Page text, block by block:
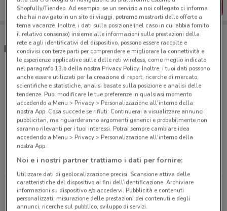
SCARICA L’APP
Negozi Einhell a Bari
Via De Blasio, 1 Bari
4.8 km
Sp.1 Bari-Modugno Km 0,800 Modugno
6.8 km
Via Giovanni Battista Pirelli Triggiano
8.4 km
Via G. Mazzini, 33 Bitritto
10.2 km
Shopfully/Tiendeo. Ad esempio, se un servizio a noi collegato ci informa
che hai navigato in un sito di viaggi, potremo mostrarti delle offerte a
tema vacanze. Inoltre, i dati sulla posizione (nel caso in cui abbia fornito
il relativo consenso) insieme alle informazioni sulle prestazioni della
rete e agli identificativi del dispositivo, possono essere raccolte e
condivisi con terze parti per comprendere e migliorare la connettività e
le esperienze applicative sulle delle reti wireless, come meglio indicato
nel paragrafo 13.b della nostra Privacy Policy. Inoltre, i tuoi dati possono
anche essere utilizzati per la creazione di report, ricerche di mercato,
scientifiche e statistiche, analisi basate sulla posizione e analisi delle
tendenze. Puoi modificare le tue preferenze in qualsiasi momento
accedendo a Menu > Privacy > Personalizzazione all'interno della
nostra App. Cosa succede se rifiuti: Continuerai a visualizzare annunci
pubblicitari, ma riguarderanno argomenti generici e probabilmente non
saranno rilevanti per i tuoi interessi. Potrai sempre cambiare idea
accedendo a Menu > Privacy > Personalizzazione all'interno della
nostra App.
Noi e i nostri partner trattiamo i dati per fornire:
Utilizzare dati di geolocalizzazione precisi. Scansione attiva delle
caratteristiche del dispositivo ai fini dell’identificazione. Archiviare
informazioni su dispositivo e/o accedervi. Pubblicità e contenuti
personalizzati, misurazione delle prestazioni dei contenuti e degli
annunci, ricerche sul pubblico, sviluppo di servizi.